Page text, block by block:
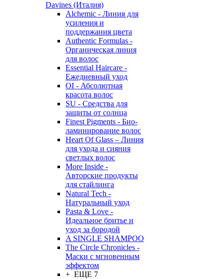
Davines (Италия)
Alchemic - Линия для
усиления и
поддержания цвета
Authentic Formulas -
Органическая линия
для волос
Essential Haircare -
Eжедневный уход
OI - Абсолютная
красота волос
SU - Средства для
защиты от солнца
Finest Pigments - Био-
ламинирование волос
Heart Of Glass – Линия
для ухода и сияния
светлых волос
More Inside -
Авторские продукты
для стайлинга
Natural Tech -
Натуральный уход
Pasta & Love -
Идеальное бритье и
уход за бородой
A SINGLE SHAMPOO
The Circle Chronicles -
Маски с мгновенным
эффектом
+ ЕЩЕ 7